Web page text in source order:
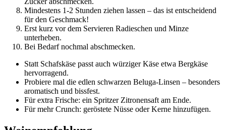
Mindestens 1-2 Stunden ziehen lassen – das ist entscheidend
für den Geschmack!
Erst kurz vor dem Servieren Radieschen und Minze
unterheben.
Bei Bedarf nochmal abschmecken.
Statt Schafskäse passt auch würziger Käse etwa Bergkäse
hervorragend.
Probiere mal die edlen schwarzen Beluga-Linsen – besonders
aromatisch und bissfest.
Für extra Frische: ein Spritzer Zitronensaft am Ende.
Für mehr Crunch: geröstete Nüsse oder Kerne hinzufügen.